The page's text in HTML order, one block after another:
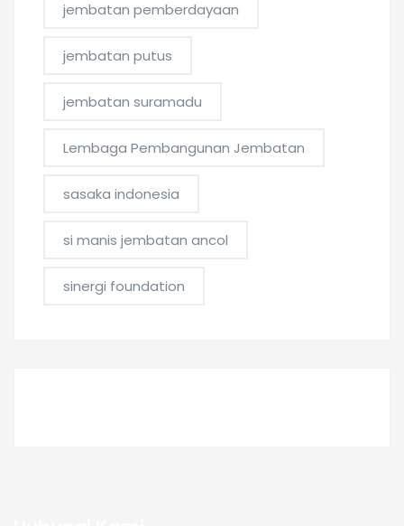
jembatan pemberdayaan
jembatan putus
jembatan suramadu
Lembaga Pembangunan Jembatan
sasaka indonesia
si manis jembatan ancol
sinergi foundation